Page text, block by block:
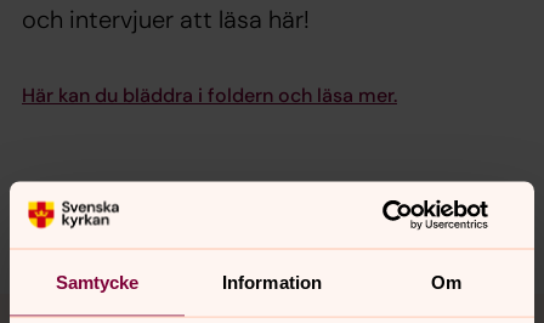
Samtycke Information Om
och intervjuer att läsa här!
Här kan du bläddra i foldern och läsa mer.
Dela